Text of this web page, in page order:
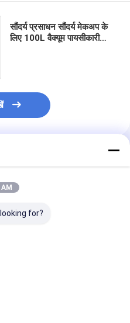
सौंदर्य प्रसाधन सौंदर्य मेकअप के
लिए 100L वैक्यूम पायसीकारी
for?